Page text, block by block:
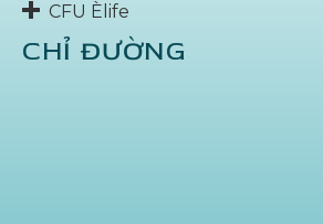
CFU Èlife
CHỈ ĐƯỜNG